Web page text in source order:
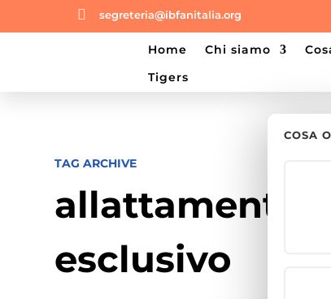
 segreteria@ibfanitalia.org
home chi siamo
tigers
COSA
TAG ARCHIVE
allattamento
esclusivo